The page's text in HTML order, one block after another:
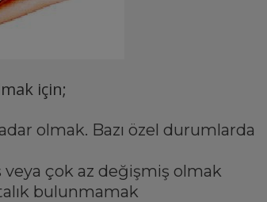
için;
olmak. Bazı özel durumlarda
veya çok az değişmiş olmak
bulunmamak